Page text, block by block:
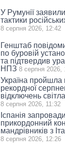
У Румунії
тактики
8 серпня 2026, 12:42
Генштаб
по буровій
та підтвердив
НПЗ 8 серпня 2026,
Україна пройшла
рекордної
відключень
8 серпня 2026, 11:32
Іспанія
прикордонний
мандрівників з
8 серпня 2026, 12:26